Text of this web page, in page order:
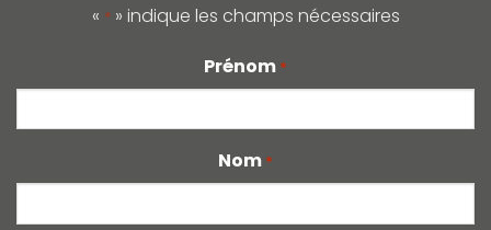
« *» indique les champs nécessaires
Prénom *
Nom *